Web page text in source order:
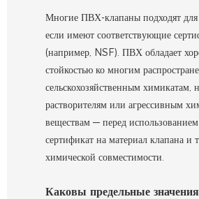
Многие ПВХ-клапаны подходят для
если имеют соответствующие
(например, NSF). ПВХ обладает
стойкостью ко многим
сельскохозяйственным химикатам,
растворителям или агрессивным
веществам — перед использованием
сертификат на материал клапана и
химической совместимости.
Каковы предельные